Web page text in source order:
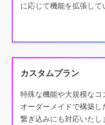
に応じて機能を拡張して
カスタムプラン
特殊な機能や大規模なコ
オーダーメイドで構築
繋ぎ込みにも対応いたし